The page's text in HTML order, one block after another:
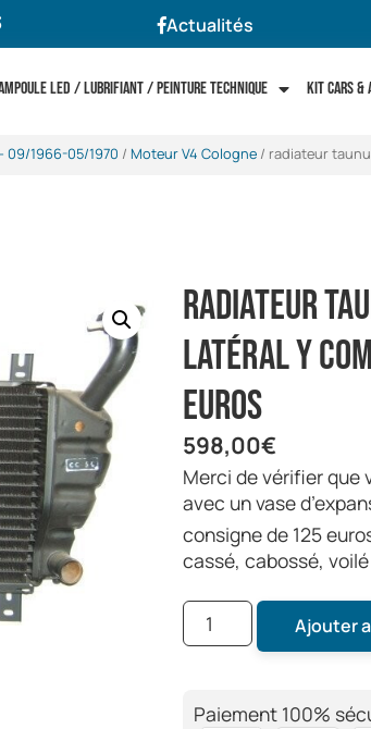
Actualités
LED / Lubrifiant / Peinture technique Kit cars &
09/1966-05/1970 / Moteur V4 Cologne / radiateur
radiateur
latéral y
euros
598,00€
merci de vérifier que votre radiateur soit bien celui-ci et non
avec un vase
consigne de 125
cassé, cabossé,
Ajouter
Paiement 100%